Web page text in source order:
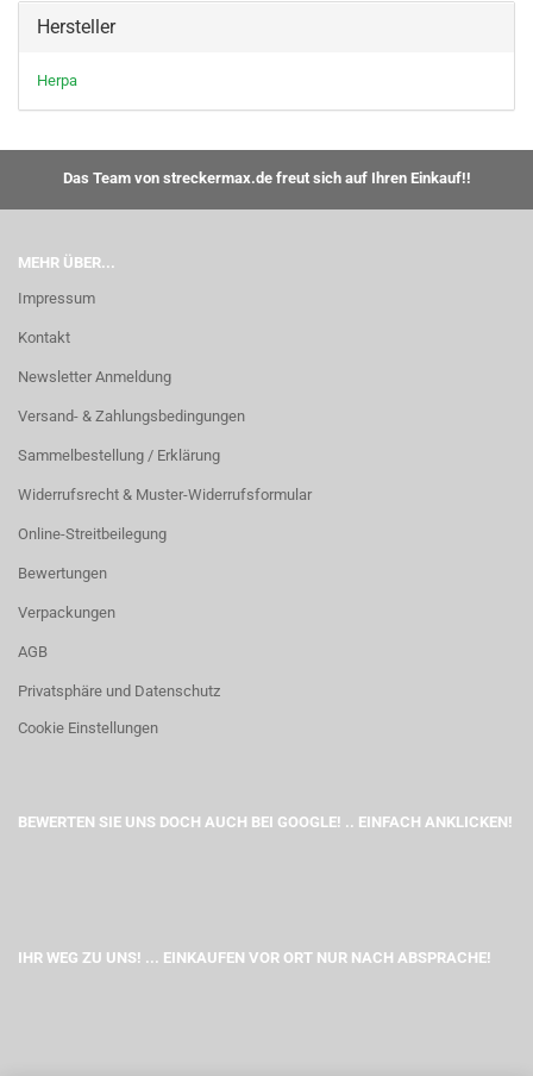
Hersteller
Herpa
Das Team von streckermax.de freut sich auf Ihren Einkauf!!
MEHR ÜBER...
Impressum
Kontakt
Newsletter Anmeldung
Versand- & Zahlungsbedingungen
Sammelbestellung / Erklärung
Widerrufsrecht & Muster-Widerrufsformular
Online-Streitbeilegung
Bewertungen
Verpackungen
AGB
Privatsphäre und Datenschutz
Cookie Einstellungen
BEWERTEN SIE UNS DOCH AUCH BEI GOOGLE! .. EINFACH ANKLICKEN!
IHR WEG ZU UNS! ... EINKAUFEN VOR ORT NUR NACH ABSPRACHE!